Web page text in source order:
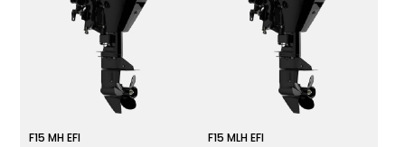
F15 MH EFI F15 MLH EFI